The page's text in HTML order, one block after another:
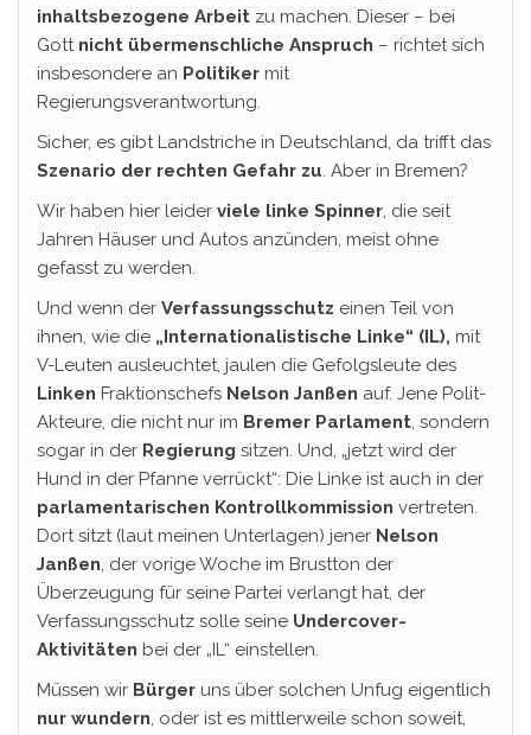
inhaltsbezogene Arbeit zu machen. Dieser – bei
Gott nicht übermenschliche Anspruch – richtet sich
insbesondere an Politiker mit
Regierungsverantwortung.
Sicher, es gibt Landstriche in Deutschland, da trifft das
Szenario der rechten Gefahr zu. Aber in Bremen?
Wir haben hier leider viele linke Spinner, die seit
Jahren Häuser und Autos anzünden, meist ohne
gefasst zu werden.
Und wenn der Verfassungsschutz einen Teil von
ihnen, wie die „Internationalistische Linke“ (IL), mit
V-Leuten ausleuchtet, jaulen die Gefolgsleute des
Linken Fraktionschefs Nelson Janßen auf. Jene Polit-
Akteure, die nicht nur im Bremer Parlament, sondern
sogar in der Regierung sitzen. Und, „jetzt wird der
Hund in der Pfanne verrückt“: Die Linke ist auch in der
parlamentarischen Kontrollkommission vertreten.
Dort sitzt (laut meinen Unterlagen) jener Nelson
Janßen, der vorige Woche im Brustton der
Überzeugung für seine Partei verlangt hat, der
Verfassungsschutz solle seine Undercover-
Aktivitäten bei der „IL“ einstellen.
Müssen wir Bürger uns über solchen Unfug eigentlich
nur wundern, oder ist es mittlerweile schon soweit,